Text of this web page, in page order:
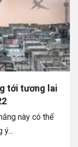
tới tương lai
này có thể
ý...